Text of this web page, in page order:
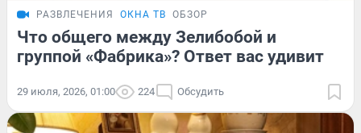
РАЗВЛЕЧЕНИЯ ОКНА ТВ ОБЗОР
Что общего между Зелибобой и
группой «Фабрика»? Ответ вас удивит
29 июля, 2026, 01:00 224 Обсудить